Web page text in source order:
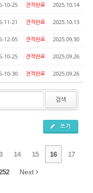
10-25 견적완료 2025.10.14
11-21 견적완료 2025.10.13
12-05 견적완료 2025.09.30
10-25 견적완료 2025.09.26
10-30 견적완료 2025.09.26
검색
쓰기
14 15 16 17
Next